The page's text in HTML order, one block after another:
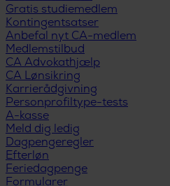
Gratis studiemedlem
Kontingentsatser
Anbefal nyt CA-medlem
Medlemstilbud
CA Advokathjælp
CA Lønsikring
Karrierådgivning
Personprofiltype-tests
A-kasse
Meld dig ledig
Dagpengeregler
Efterløn
Feriedagpenge
Formularer